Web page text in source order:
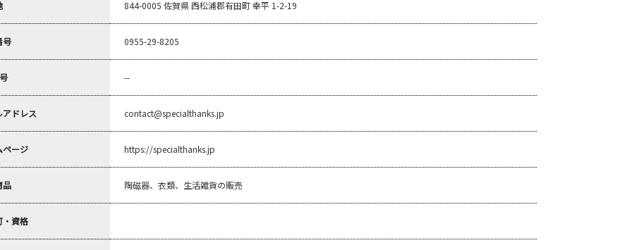
844-0005 佐賀県 西松浦郡有田町 幸平 1-2-19
号 0955-29-8205
--
ドレス contact@specialthanks.jp
ページ https://specialthanks.jp
品 陶磁器、衣類、生活雑貨の販売
・資格